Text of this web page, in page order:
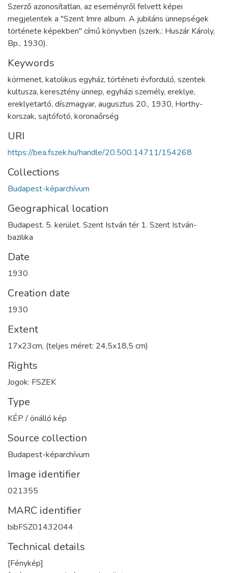
Szerző azonosítatlan, az eseményről felvett képei
megjelentek a "Szent Imre album. A jubiláris ünnepségek
története képekben" című könyvben (szerk.: Huszár Károly,
Bp., 1930).
Keywords
körmenet, katolikus egyház, történeti évforduló, szentek
kultusza, keresztény ünnep, egyházi személy, ereklye,
ereklyetartó, díszmagyar, augusztus 20., 1930, Horthy-
korszak, sajtófotó, koronaőrség
URI
https://bea.fszek.hu/handle/20.500.14711/154268
Collections
Budapest-képarchívum
Geographical location
Budapest. 5. kerület. Szent István tér 1. Szent István-
bazilika
Date
1930
Creation date
1930
Extent
17x23cm, (teljes méret: 24,5x18,5 cm)
Rights
Jogok: FSZEK
Type
KÉP / önálló kép
Source collection
Budapest-képarchívum
Image identifier
021355
MARC identifier
bibFSZ01432044
Technical details
[Fénykép]